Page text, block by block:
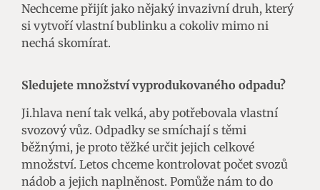
Nechceme přijít jako nějaký invazivní druh, který
si vytvoří vlastní bublinku a cokoliv mimo ni
nechá skomírat.
Sledujete množství vyprodukovaného odpadu?
Ji.hlava není tak velká, aby potřebovala vlastní
svozový vůz. Odpadky se smíchají s těmi
běžnými, je proto těžké určit jejich celkové
množství. Letos chceme kontrolovat počet svozů
nádob a jejich naplněnost. Pomůže nám to do